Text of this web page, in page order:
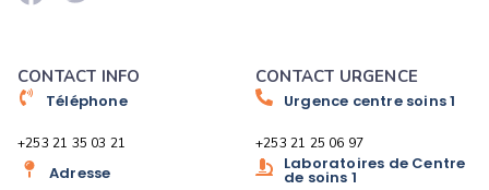
CONTACT INFO
Téléphone
+253 21 35 03 21
Adresse
CONTACT URGENCE
Urgence centre soins 1
+253 21 25 06 97
Laboratoires de Centre
de soins 1